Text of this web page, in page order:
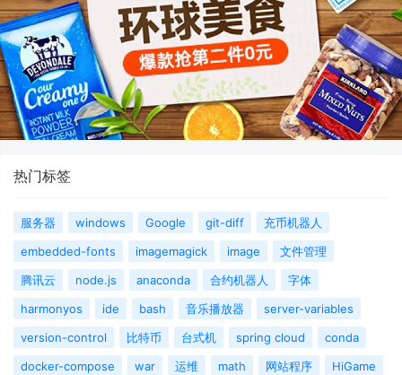
热门标签
服务器 windows Google git-diff
充币机器人
embedded-fonts
imagemagick image
文件管理
腾讯云
node.js anaconda 合约机器人
字体
harmonyos
ide bash 音乐播放器
server-variables
version-control
比特币 台式机 spring cloud
conda
docker-compose
war 运维 math 网站程序 HiGame